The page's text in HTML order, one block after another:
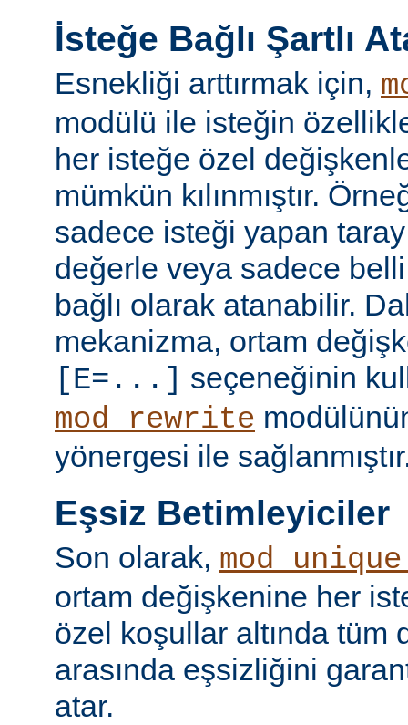
İsteğe Bağlı Şartlı
Esnekliği arttırmak için,
modülü ile isteğin
her isteğe özel
mümkün kılınmıştır.
sadece isteği yapan
değerle veya sadece belli
bağlı olarak atanabilir.
mekanizma, ortam
[E=...] seçeneğinin
mod_rewrite
yönergesi ile
Eşsiz Betimleyiciler
Son olarak,
ortam değişkenine her
özel koşullar altında tüm
arasında eşsizliğini
atar.